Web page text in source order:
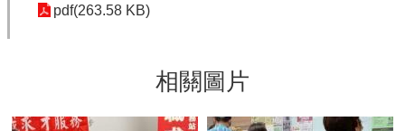
pdf(263.58 KB)
相關圖片